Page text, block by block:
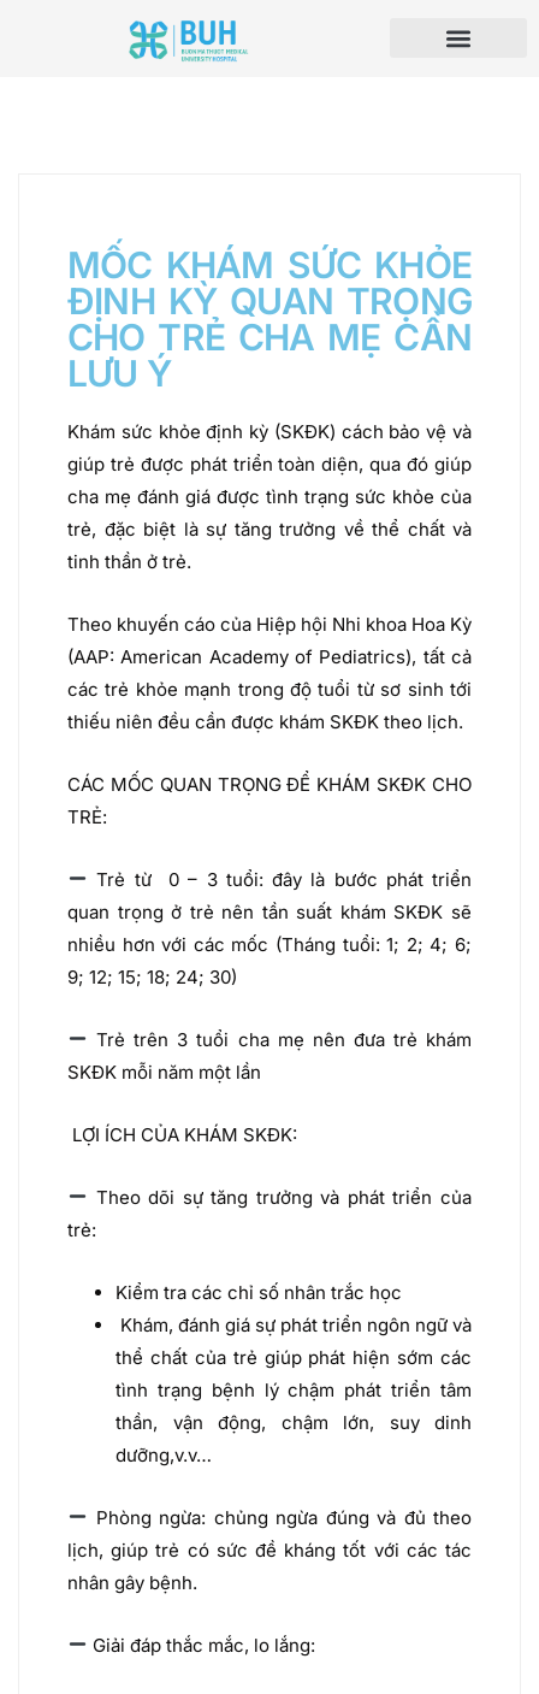
MỐC KHÁM SỨC KHỎE
ĐỊNH KỲ QUAN TRỌNG
CHO TRẺ CHA MẸ CẦN
LƯU Ý
Khám sức khỏe định kỳ (SKĐK) cách bảo vệ và
giúp trẻ được phát triển toàn diện, qua đó giúp
cha mẹ đánh giá được tình trạng sức khỏe của
trẻ, đặc biệt là sự tăng trưởng về thể chất và
tinh thần ở trẻ.
Theo khuyến cáo của Hiệp hội Nhi khoa Hoa Kỳ
(AAP: American Academy of Pediatrics), tất cả
các trẻ khỏe mạnh trong độ tuổi từ sơ sinh tới
thiếu niên đều cần được khám SKĐK theo lịch.
CÁC MỐC QUAN TRỌNG ĐỂ KHÁM SKĐK CHO
TRẺ:
Trẻ từ 0 – 3 tuổi: đây là bước phát triển
quan trọng ở trẻ nên tần suất khám SKĐK sẽ
nhiều hơn với các mốc (Tháng tuổi: 1; 2; 4; 6;
9; 12; 15; 18; 24; 30)
Trẻ trên 3 tuổi cha mẹ nên đưa trẻ khám
SKĐK mỗi năm một lần
LỢI ÍCH CỦA KHÁM SKĐK:
Theo dõi sự tăng trưởng và phát triển của
trẻ:
Kiểm tra các chỉ số nhân trắc học
Khám, đánh giá sự phát triển ngôn ngữ và
thể chất của trẻ giúp phát hiện sớm các
tình trạng bệnh lý chậm phát triển tâm
thần, vận động, chậm lớn, suy dinh
dưỡng,v.v…
Phòng ngừa: chủng ngừa đúng và đủ theo
lịch, giúp trẻ có sức đề kháng tốt với các tác
nhân gây bệnh.
Giải đáp thắc mắc, lo lắng: